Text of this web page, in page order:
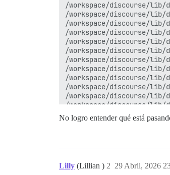
/workspace/discourse/lib/
/workspace/discourse/lib/
/workspace/discourse/lib/
/workspace/discourse/lib/
/workspace/discourse/lib/
/workspace/discourse/lib/
/workspace/discourse/lib/
/workspace/discourse/lib/
/workspace/discourse/lib/
/workspace/discourse/lib/
/workspace/discourse/lib/
/workspace/discourse/lib/
/workspace/discourse/
Creando las funciones
SET
No logro entender qué está
Lilly (Lillian ) 29 Abril, 2026
2